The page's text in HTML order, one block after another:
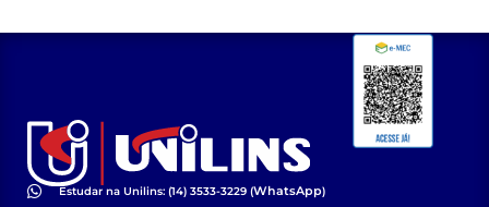
Estudar na Unilins: (14) 3533-3229 (WhatsApp)